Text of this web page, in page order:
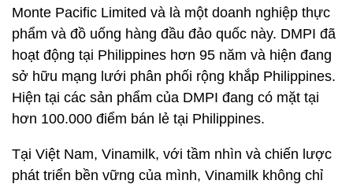
Monte Pacific Limited và là một doanh nghiệp thực
phẩm và đồ uống hàng đầu đảo quốc này. DMPI đã
hoạt động tại Philippines hơn 95 năm và hiện đang
sở hữu mạng lưới phân phối rộng khắp Philippines.
Hiện tại các sản phẩm của DMPI đang có mặt tại
hơn 100.000 điểm bán lẻ tại Philippines.
Tại Việt Nam, Vinamilk, với tầm nhìn và chiến lược
phát triển bền vững của mình, Vinamilk không chỉ